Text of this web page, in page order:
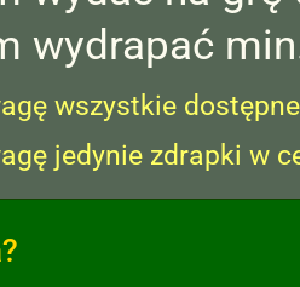
wydrapać
wszystkie
jedynie zdrapki w